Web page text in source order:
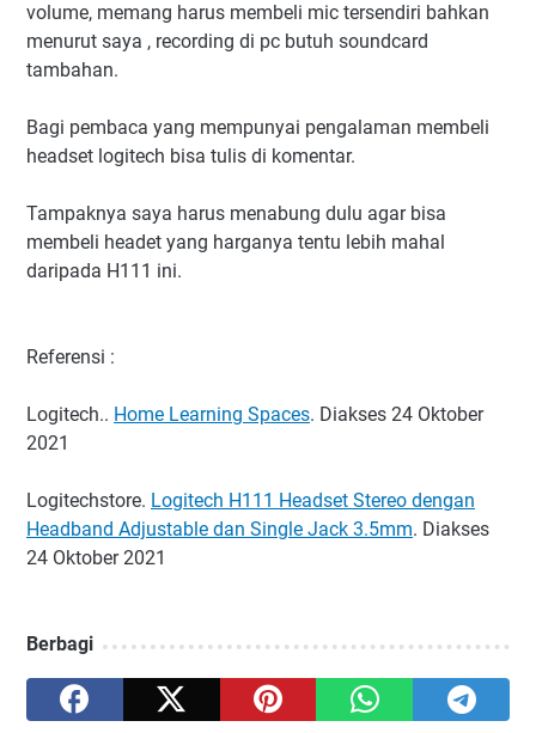
volume, memang harus membeli mic tersendiri bahkan
menurut saya , recording di pc butuh soundcard
tambahan.
Bagi pembaca yang mempunyai pengalaman membeli
headset logitech bisa tulis di komentar.
Tampaknya saya harus menabung dulu agar bisa
membeli headet yang harganya tentu lebih mahal
daripada H111 ini.
Referensi :
Logitech.. Home Learning Spaces. Diakses 24 Oktober
2021
Logitechstore. Logitech H111 Headset Stereo dengan
Headband Adjustable dan Single Jack 3.5mm. Diakses
24 Oktober 2021
Berbagi